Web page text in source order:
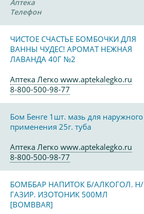
Аптека
Телефон
ЧИСТОЕ СЧАСТЬЕ БОМБОЧКИ ДЛЯ
ВАННЫ ЧУДЕС! АРОМАТ НЕЖНАЯ
ЛАВАНДА 40Г №2
Аптека Легко www.aptekalegko.ru
8-800-500-98-77
Бом Бенге 1шт. мазь для наружного
применения 25г. туба
Аптека Легко www.aptekalegko.ru
8-800-500-98-77
БОМББАР НАПИТОК Б/АЛКОГОЛ. Н/
ГАЗИР. ИЗОТОНИК 500МЛ
[BOMBBAR]